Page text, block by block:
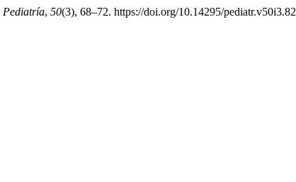
Pediatría, 50(3), 68–72. https://doi.org/10.14295/pediatr.v50i3.82